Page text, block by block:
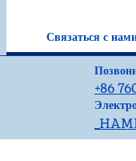
Связаться с
+86